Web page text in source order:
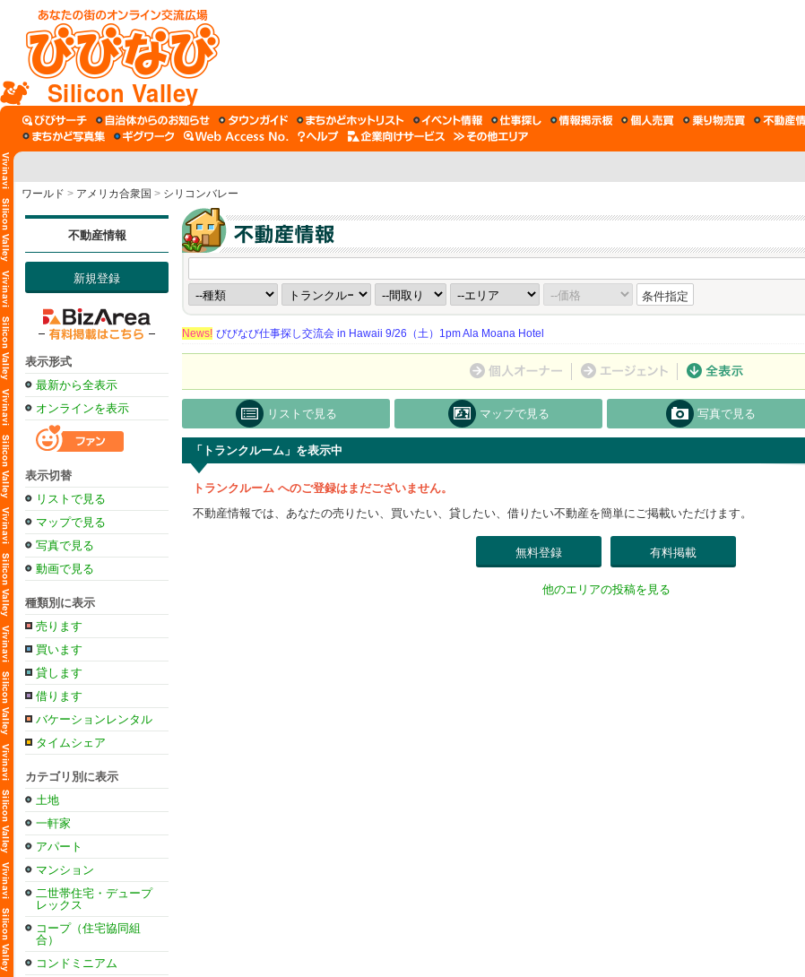
Silicon Valley
ワールド > アメリカ合衆国 > シリコンバレー
不動産情報
新規登録
表示形式
最新から全表示
オンラインを表示
表示切替
リストで見る
マップで見る
写真で見る
動画で見る
種類別に表示
売ります
買います
貸します
借ります
バケーションレンタル
タイムシェア
カテゴリ別に表示
土地
一軒家
アパート
マンション
二世帯住宅・デュープ
レックス
コープ（住宅協同組
合）
コンドミニアム
条件指定
News! びびなび仕事探し交流会 in Hawaii 9/26（土）1pm Ala Moana Hotel
リストで見る マップで見る 写真で見る
「トランクルーム」を表示中
トランクルーム へのご登録はまだございません。
不動産情報では、あなたの売りたい、買いたい、貸したい、借りたい不動産を簡単にご掲載いただけます。
無料登録 有料掲載
他のエリアの投稿を見る